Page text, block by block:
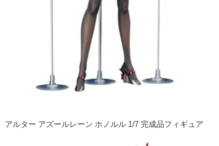
アルター アズールレーン ホノルル 1/7 完成品フィギュア